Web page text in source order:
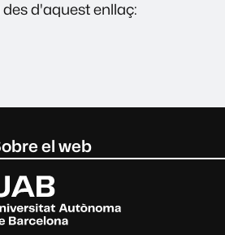
d'aquest enllaç:
el web